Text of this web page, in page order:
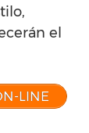
el
LINE